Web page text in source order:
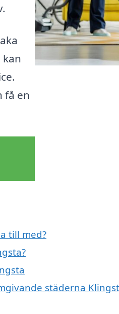
få en
till med?
städerna